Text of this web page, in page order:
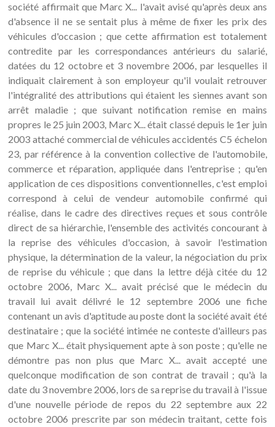
société affirmait que Marc X... l'avait avisé qu'après deux ans
d'absence il ne se sentait plus à même de fixer les prix des
véhicules d'occasion ; que cette affirmation est totalement
contredite par les correspondances antérieurs du salarié,
datées du 12 octobre et 3 novembre 2006, par lesquelles il
indiquait clairement à son employeur qu'il voulait retrouver
l'intégralité des attributions qui étaient les siennes avant son
arrêt maladie ; que suivant notification remise en mains
propres le 25 juin 2003, Marc X... était classé depuis le 1er juin
2003 attaché commercial de véhicules accidentés C5 échelon
23, par référence à la convention collective de l'automobile,
commerce et réparation, appliquée dans l'entreprise ; qu'en
application de ces dispositions conventionnelles, c'est emploi
correspond à celui de vendeur automobile confirmé qui
réalise, dans le cadre des directives reçues et sous contrôle
direct de sa hiérarchie, l'ensemble des activités concourant à
la reprise des véhicules d'occasion, à savoir l'estimation
physique, la détermination de la valeur, la négociation du prix
de reprise du véhicule ; que dans la lettre déjà citée du 12
octobre 2006, Marc X... avait précisé que le médecin du
travail lui avait délivré le 12 septembre 2006 une fiche
contenant un avis d'aptitude au poste dont la société avait été
destinataire ; que la société intimée ne conteste d'ailleurs pas
que Marc X... était physiquement apte à son poste ; qu'elle ne
démontre pas non plus que Marc X... avait accepté une
quelconque modification de son contrat de travail ; qu'à la
date du 3 novembre 2006, lors de sa reprise du travail à l'issue
d'une nouvelle période de repos du 22 septembre aux 22
octobre 2006 prescrite par son médecin traitant, cette fois